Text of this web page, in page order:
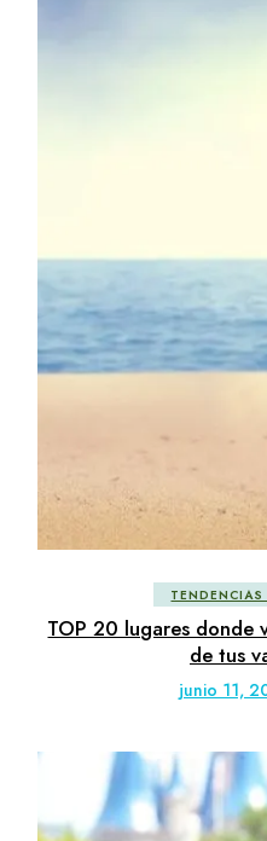
TENDENCIAS
TOP 20 lugares donde
de tus
junio 11,